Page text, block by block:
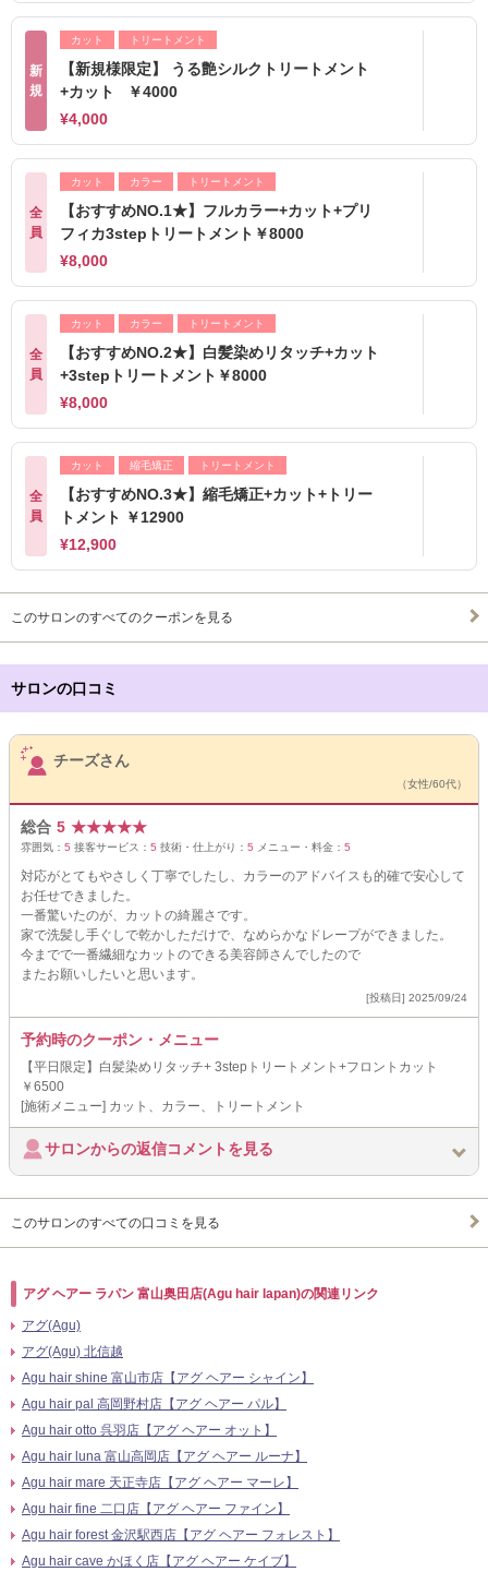
新
規
カット トリートメント
【新規様限定】 うる艶シルクトリートメント
+カット ￥4000
¥4,000
全
員
カット カラー トリートメント
【おすすめNO.1★】フルカラー+カット+プリ
フィカ3stepトリートメント￥8000
¥8,000
全
員
カット カラー トリートメント
【おすすめNO.2★】白髪染めリタッチ+カット
+3stepトリートメント￥8000
¥8,000
全
員
カット 縮毛矯正 トリートメント
【おすすめNO.3★】縮毛矯正+カット+トリー
トメント ￥12900
¥12,900
このサロンのすべてのクーポンを見る
サロンの口コミ
サロンPick Up
チーズさん
（女性/60代）
総合 5 ★★★★★
雰囲気： 5 接客サービス： 5 技術・仕上がり： 5 メニュー・料金： 5
対応がとてもやさしく丁寧でしたし、カラーのアドバイスも的確で安心して
お任せできました。
一番驚いたのが、カットの綺麗さです。
家で洗髪し手ぐしで乾かしただけで、なめらかなドレープができました。
今までで一番繊細なカットのできる美容師さんでしたので
またお願いしたいと思います。
[投稿日] 2025/09/24
予約時のクーポン・メニュー
【平日限定】白髪染めリタッチ+ 3stepトリートメント+フロントカット
￥6500
[施術メニュー] カット、カラー、トリートメント
サロンからの返信コメントを見る
このサロンのすべての口コミを見る
アグ ヘアー ラパン 富山奥田店(Agu hair lapan)の関連リンク
アグ(Agu)
アグ(Agu) 北信越
Agu hair shine 富山市店【アグ ヘアー シャイン】
Agu hair pal 高岡野村店【アグ ヘアー パル】
Agu hair otto 呉羽店【アグ ヘアー オット】
Agu hair luna 富山高岡店【アグ ヘアー ルーナ】
Agu hair mare 天正寺店【アグ ヘアー マーレ】
Agu hair fine 二口店【アグ ヘアー ファイン】
Agu hair forest 金沢駅西店【アグ ヘアー フォレスト】
Agu hair cave かほく店【アグ ヘアー ケイブ】